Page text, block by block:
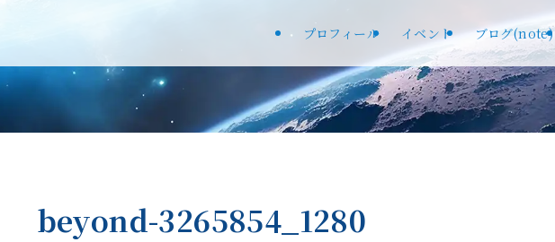
プロフィール イベント ブログ(note)
beyond-3265854_1280